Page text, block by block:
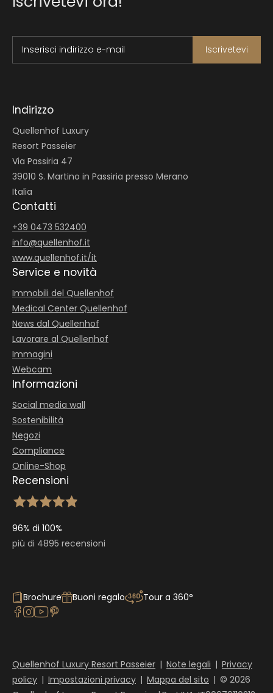
Inserisci indirizzo e-mail Iscrivetevi
Indirizzo
Quellenhof Luxury
Resort Passeier
Via Passiria 47
39010 S. Martino in Passiria presso Merano
Italia
Contatti
+39 0473 532400
info@quellenhof.it
www.quellenhof.it/it
Service e novità
Immobili del Quellenhof
Medical Center Quellenhof
News dal Quellenhof
Lavorare al Quellenhof
Immagini
Webcam
Informazioni
Social media wall
Sostenibilità
Negozi
Compliance
Online-Shop
Recensioni
96% di 100%
più di 4895 recensioni
Brochure Buoni regalo Tour a 360°
Quellenhof Luxury Resort Passeier | Note legali | Privacy
policy | Impostazioni privacy | Mappa del sito | © 2026